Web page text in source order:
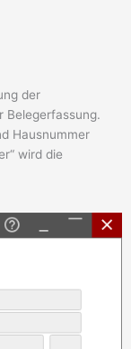
der
Belegerfassung.
Hausnummer
wird die